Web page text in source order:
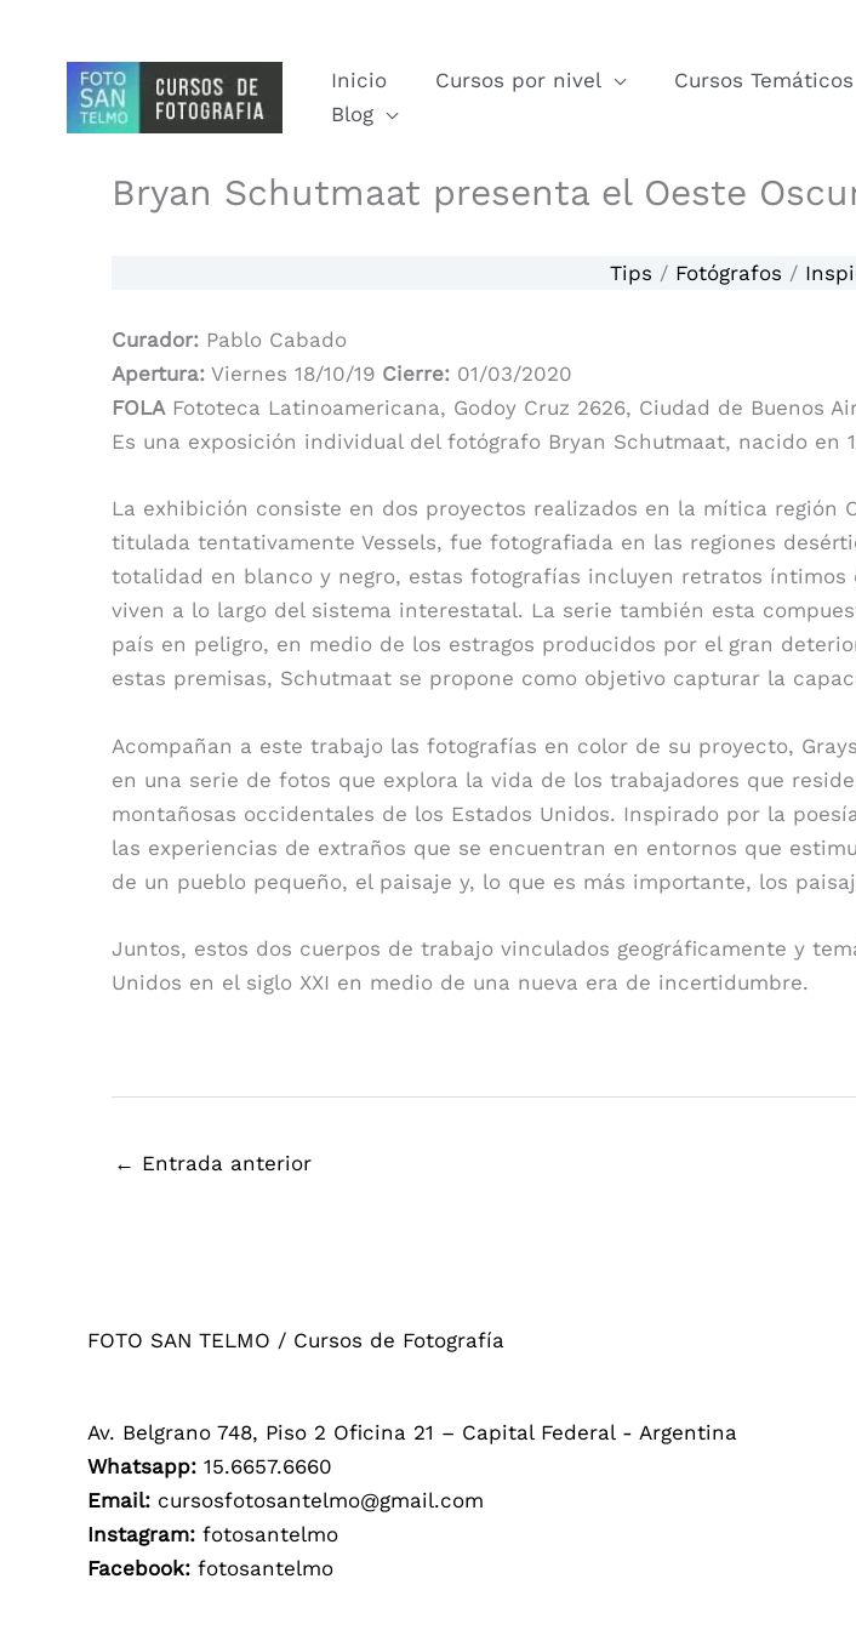
contenido
Inicio Cursos por nivel Cursos Temáticos
Blog
Bryan Schutmaat presenta el Oeste
Tips / Fotógrafos /
Curador: Pablo Cabado
Apertura: Viernes 18/10/19 Cierre: 01/03/2020
FOLAFototeca Latinoamericana, Godoy Cruz 2626, Ciudad de Buenos
Es una exposición individual del fotógrafo Bryan Schutmaat, nacido en
La exhibición consiste en dos proyectos realizados en la mítica región
titulada tentativamente Vessels, fue fotografiada en las regiones
totalidad en blanco y negro, estas fotografías incluyen retratos
viven a lo largo del sistema interestatal. La serie también esta
país en peligro, en medio de los estragos producidos por el gran
estas premisas, Schutmaat se propone como objetivo capturar la
Acompañan a este trabajo las fotografías en color de su proyecto,
en una serie de fotos que explora la vida de los trabajadores que
montañosas occidentales de los Estados Unidos. Inspirado por la
las experiencias de extraños que se encuentran en entornos que
de un pueblo pequeño, el paisaje y, lo que es más importante, los
Juntos, estos dos cuerpos de trabajo vinculados geográficamente y
Unidos en el siglo XXI en medio de una nueva era de incertidumbre.
← Entrada anterior
FOTO SAN TELMO / Cursos de Fotografía
Av. Belgrano 748, Piso 2 Oficina 21 – Capital Federal - Argentina
Whatsapp: 15.6657.6660
Email: cursosfotosantelmo@gmail.com
Instagram: fotosantelmo
Facebook: fotosantelmo